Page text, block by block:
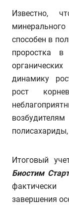
Известно,
способен в
проростка в
динамику
рост
Итоговый
Биостим
завершения